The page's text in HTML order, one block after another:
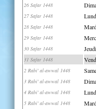
26 Safar 1448
27 Safar 1448
28 Safar 1448
29 Safar 1448
30 Safar 1448
31 Safar 1448
2 Rabi' al-awwal 1448
3 Rabi' al-awwal 1448
4 Rabi' al-awwal 1448
5 Rabi' al-awwal 1448